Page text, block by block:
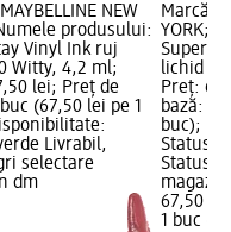
NEW
produsului:
Vinyl Ink ruj
Witty, 4,2 ml;
lei; Preț de
(67,50 lei pe 1
Livrabil,
selectare
dm
Marcă:
YORK;
lichid 15
Preț:
bază: 1
buc);
Status
Status
67,50 lei
1 buc